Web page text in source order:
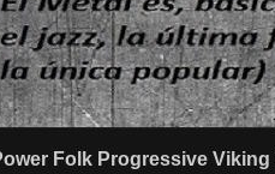
Folk Progressive